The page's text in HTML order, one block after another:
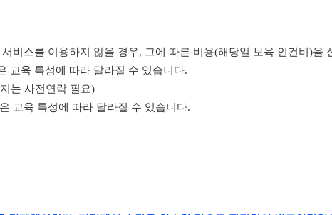
비스를 이용하지 않을 경우, 그에 따른 비용(해당일 보육 인건비)을
교육 특성에 따라 달라질 수 있습니다.
는 사전연락 필요)
교육 특성에 따라 달라질 수 있습니다.